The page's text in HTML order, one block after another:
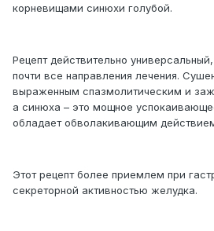
корневищами синюхи голубой.
Рецепт действительно
почти все направления лечения.
выраженным спазмолитическим и
а синюха – это мощное
обладает обволакивающим
Этот рецепт более приемлем при
секреторной активностью желудка.